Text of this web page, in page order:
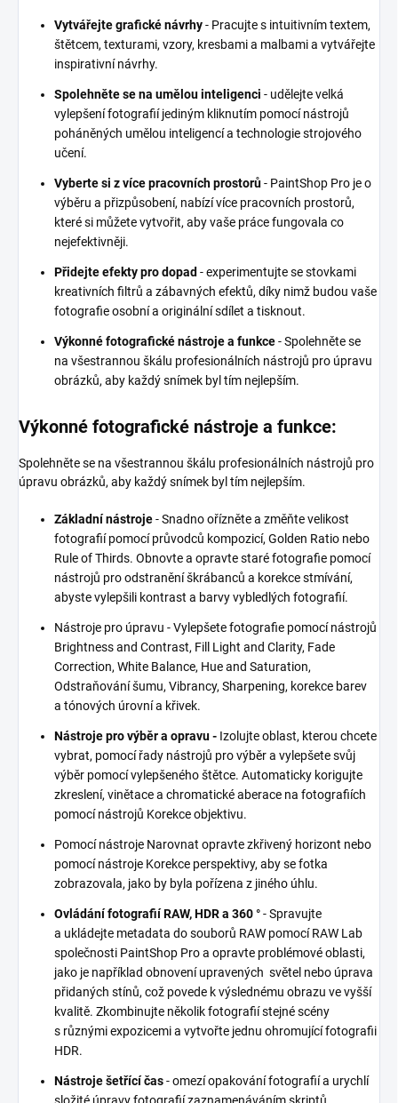
Vytvářejte grafické návrhy- Pracujte s intuitivním textem,
štětcem, texturami, vzory, kresbami a malbami a vytvářejte
inspirativní návrhy.
Spolehněte se na umělou inteligenci - udělejte velká
vylepšení fotografií jediným kliknutím pomocí nástrojů
poháněných umělou inteligencí a technologie strojového
učení.
Vyberte si z více pracovních prostorů- PaintShop Pro je o
výběru a přizpůsobení, nabízí více pracovních prostorů,
které si můžete vytvořit, aby vaše práce fungovala co
nejefektivněji.
Přidejte efekty pro dopad - experimentujte se stovkami
kreativních filtrů a zábavných efektů, díky nimž budou vaše
fotografie osobní a originální sdílet a tisknout.
Výkonné fotografické nástroje a funkce- Spolehněte se
na všestrannou škálu profesionálních nástrojů pro úpravu
obrázků, aby každý snímek byl tím nejlepším.
Výkonné fotografické nástroje a funkce:
Spolehněte se na všestrannou škálu profesionálních nástrojů pro
úpravu obrázků, aby každý snímek byl tím nejlepším.
Základní nástroje- Snadno ořízněte a změňte velikost
fotografií pomocí průvodců kompozicí, Golden Ratio nebo
Rule of Thirds. Obnovte a opravte staré fotografie pomocí
nástrojů pro odstranění škrábanců a korekce stmívání,
abyste vylepšili kontrast a barvy vybledlých fotografií.
Nástroje pro úpravu - Vylepšete fotografie pomocí nástrojů
Brightness and Contrast, Fill Light and Clarity, Fade
Correction, White Balance, Hue and Saturation,
Odstraňování šumu, Vibrancy, Sharpening, korekce barev
a tónových úrovní a křivek.
Nástroje pro výběr a opravu - Izolujte oblast, kterou chcete
vybrat, pomocí řady nástrojů pro výběr a vylepšete svůj
výběr pomocí vylepšeného štětce. Automaticky korigujte
zkreslení, vinětace a chromatické aberace na fotografiích
pomocí nástrojů Korekce objektivu.
Pomocí nástroje Narovnat opravte zkřivený horizont nebo
pomocí nástroje Korekce perspektivy, aby se fotka
zobrazovala, jako by byla pořízena z jiného úhlu.
Ovládání fotografií RAW, HDR a 360 °- Spravujte
a ukládejte metadata do souborů RAW pomocí RAW Lab
společnosti PaintShop Pro a opravte problémové oblasti,
jako je například obnovení upravených světel nebo úprava
přidaných stínů, což povede k výslednému obrazu ve vyšší
kvalitě. Zkombinujte několik fotografií stejné scény
s různými expozicemi a vytvořte jednu ohromující fotografii
HDR.
Nástroje šetřící čas- omezí opakování fotografií a urychlí